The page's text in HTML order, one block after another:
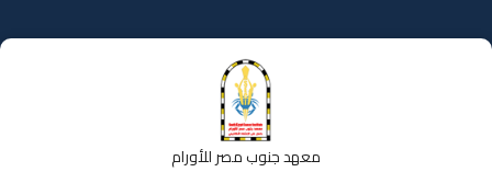
إلى
المحتوى
معهد جنوب مصر للأورام